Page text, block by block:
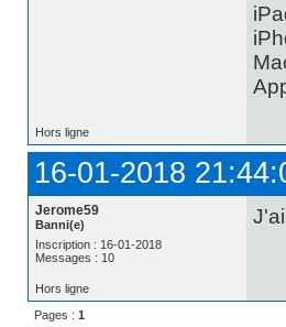
Hors ligne
16-01-2018
Jerome59
Banni(e)
Inscription : 16-01-2018
Messages : 10
Hors ligne
Pages : 1